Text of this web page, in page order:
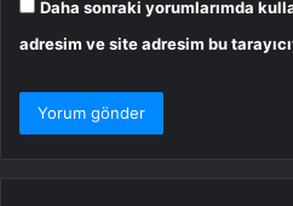
Daha sonraki yorumlarımda
adresim ve site adresim bu